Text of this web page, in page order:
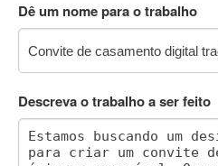
Dê um nome para o trabalho
Descreva o trabalho a ser feito